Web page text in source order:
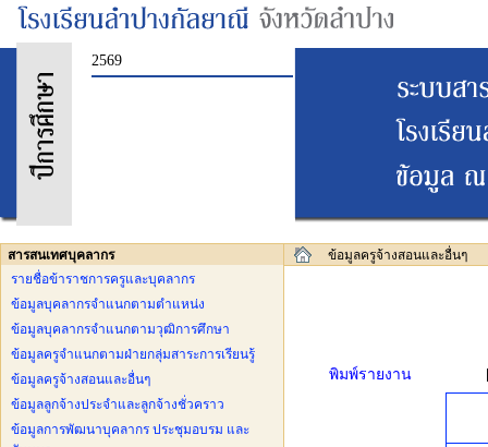
2569
สารสนเทศบุคลากร
รายชื่อข้าราชการครูและบุคลากร
ข้อมูลบุคลากรจำแนกตามตำแหน่ง
ข้อมูลบุคลากรจำแนกตามวุฒิการศึกษา
ข้อมูลครูจำแนกตามฝ่ายกลุ่มสาระการเรียนรู้
ข้อมูลครูจ้างสอนและอื่นๆ
ข้อมูลลูกจ้างประจำและลูกจ้างชั่วคราว
ข้อมูลการพัฒนาบุคลากร ประชุมอบรม และ
ข้อมูลครูจ้างสอนและอื่นๆ
พิมพ์รายงาน